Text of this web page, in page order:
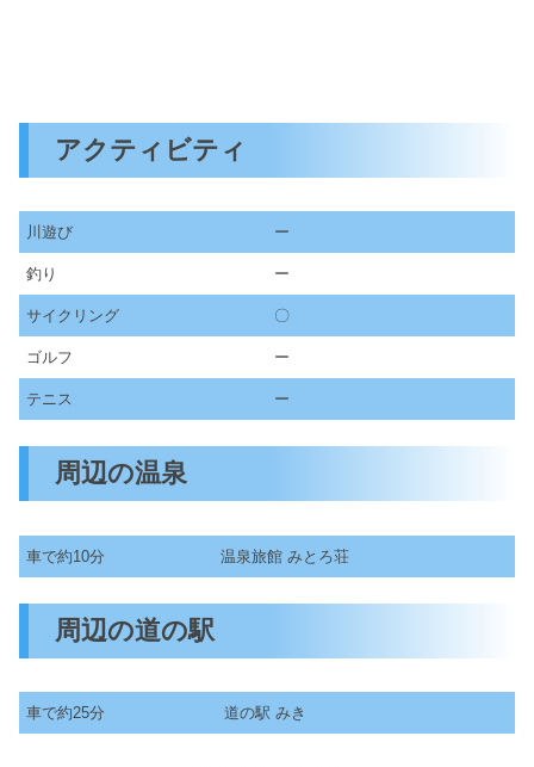
アクティビティ
川遊び ー
釣り ー
サイクリング 〇
ゴルフ ー
テニス ー
周辺の温泉
車で約10分 温泉旅館 みとろ荘
周辺の道の駅
車で約25分 道の駅 みき